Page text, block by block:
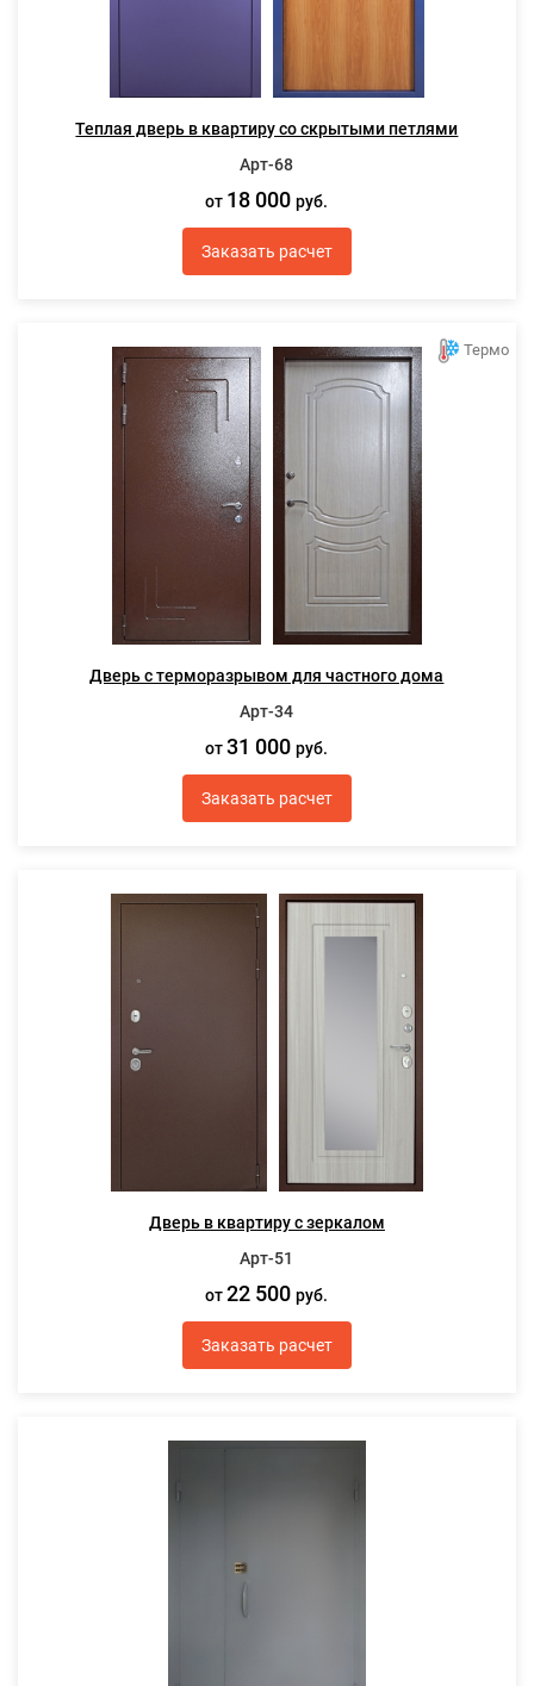
Теплая дверь в квартиру со скрытыми петлями
Арт-68
от 18 000руб.
Заказать расчет
Термо
Дверь с терморазрывом для частного дома
Арт-34
от31 000руб.
Заказать расчет
Дверь в квартиру с зеркалом
Арт-51
от22 500руб.
Заказать расчет